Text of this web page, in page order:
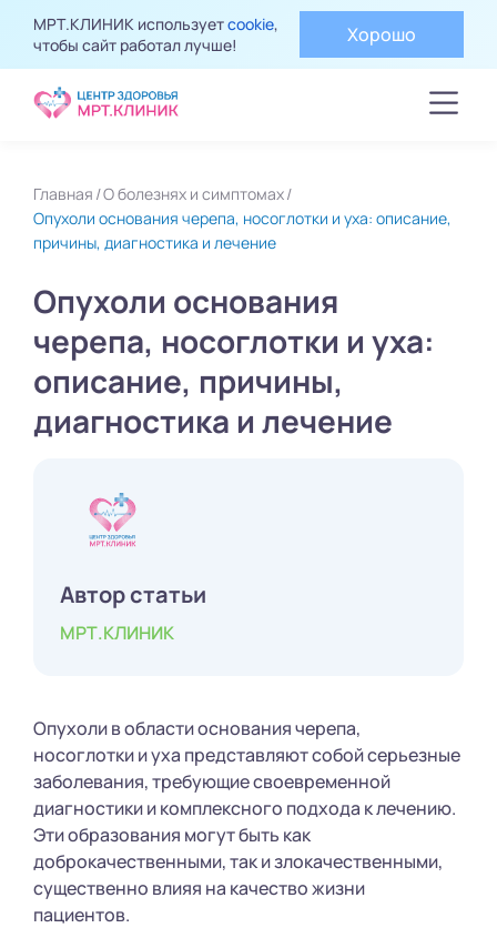
МРТ.КЛИНИК используетcookie,
чтобы сайт работал лучше!
Хорошо
Главная О болезнях и симптомах
Опухоли основания черепа, носоглотки и уха: описание,
причины, диагностика и лечение
Опухоли основания
черепа, носоглотки и уха:
описание, причины,
диагностика и лечение
Автор статьи
МРТ.КЛИНИК
Опухоли в области основания черепа,
носоглотки и уха представляют собой серьезные
заболевания, требующие своевременной
диагностики и комплексного подхода к лечению.
Эти образования могут быть как
доброкачественными, так и злокачественными,
существенно влияя на качество жизни
пациентов.